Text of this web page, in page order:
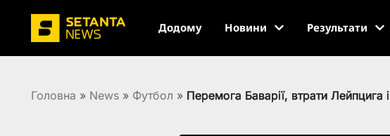
Додому Новини Результати
Головна » News » Футбол » Перемога Баварії, втрати Лейпцига